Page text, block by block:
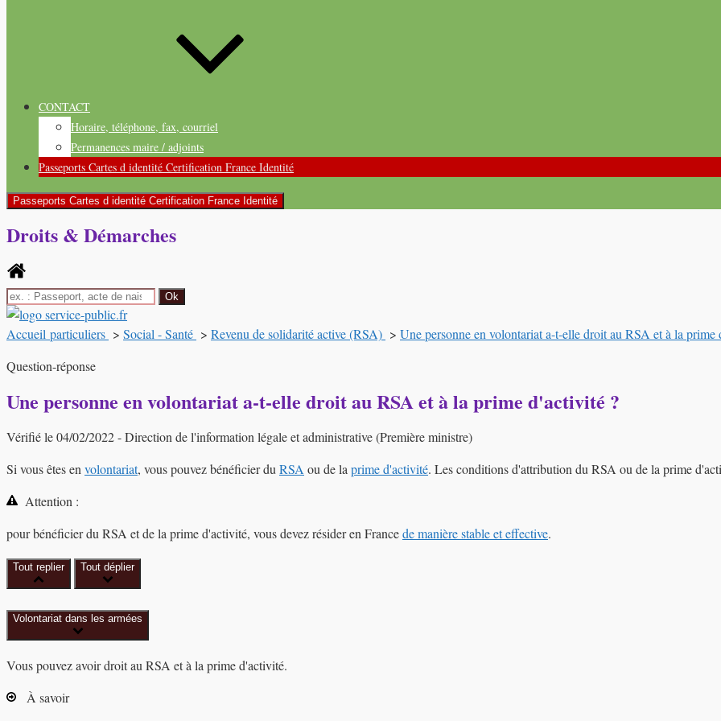
CONTACT
Horaire, téléphone, fax, courriel
Permanences maire / adjoints
Passeports Cartes d identité Certification France Identité
Passeports Cartes d identité Certification France Identité
Droits & Démarches
Accueil particuliers > Social - Santé > Revenu de solidarité active (RSA) > Une personne en volontariat a-t-elle droit au RSA et à la prime
Question-réponse
Une personne en volontariat a-t-elle droit au RSA et à la prime d'activité ?
Vérifié le 04/02/2022 - Direction de l'information légale et administrative (Première ministre)
Si vous êtes en volontariat, vous pouvez bénéficier du RSA ou de la prime d'activité. Les conditions d'attribution du RSA ou de la prime
Attention :
pour bénéficier du RSA et de la prime d'activité, vous devez résider en Francede manière stable et effective.
Tout replier Tout déplier
Volontariat dans les armées
Vous pouvez avoir droit au RSA et à la prime d'activité.
À savoir